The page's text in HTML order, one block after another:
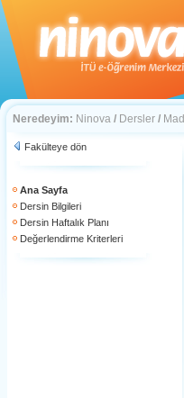
Neredeyim: Ninova / Dersler /
Fakülteye dön
Ana Sayfa
Dersin Bilgileri
Dersin Haftalık Planı
Değerlendirme Kriterleri